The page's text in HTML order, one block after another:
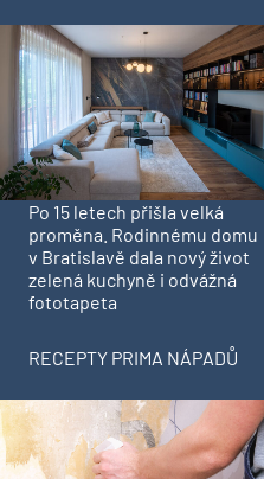
Po 15 letech přišla velká
proměna. Rodinnému domu
v Bratislavě dala nový život
zelená kuchyně i odvážná
fototapeta
RECEPTY PRIMA NÁPADŮ